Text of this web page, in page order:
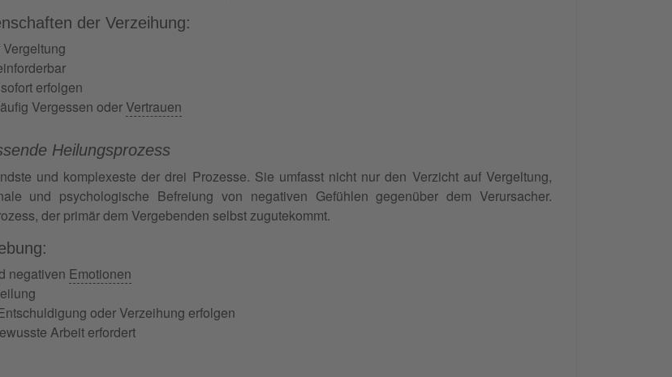
der Verzeihung:
erfolgen
Vergessen oder Vertrauen
Heilungsprozess
und komplexeste der drei Prozesse. Sie umfasst nicht nur den Verzicht auf Vergeltung,
und psychologische Befreiung von negativen Gefühlen gegenüber dem Verursacher.
der primär dem Vergebenden selbst zugutekommt.
negativen Emotionen
oder Verzeihung erfolgen
Arbeit erfordert